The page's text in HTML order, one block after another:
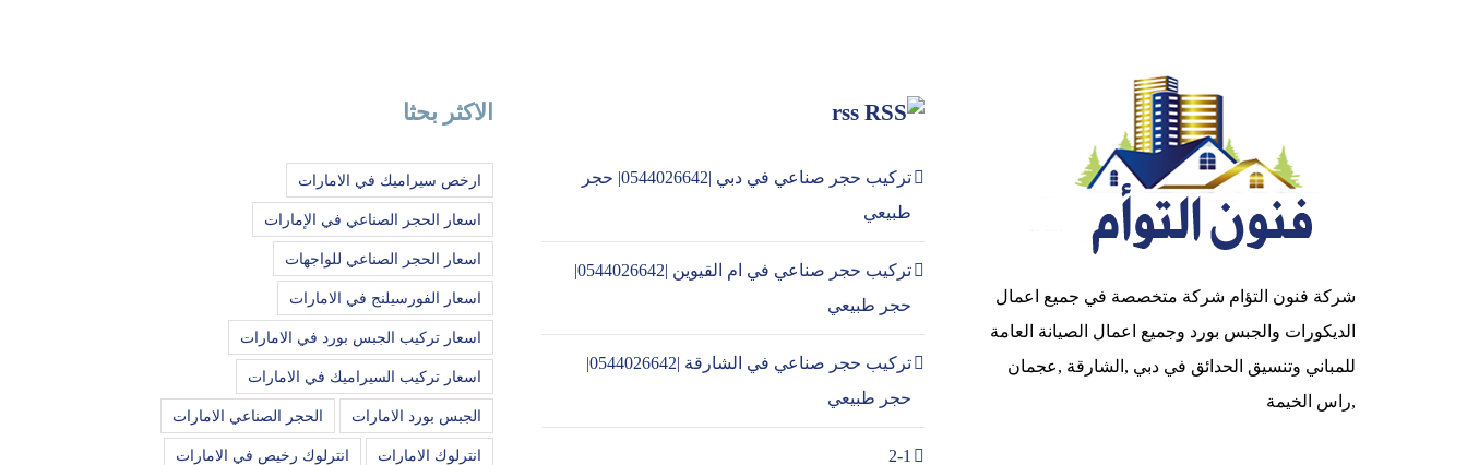
شركة فنون التؤام شركة متخصصة في جميع اعمال
الديكورات والجبس بورد وجميع اعمال الصيانة العامة
للمباني وتنسيق الحدائق في دبي ,الشارقة ,عجمان
,راس الخيمة
rss
تركيب حجر صناعي في دبي |0544026642| حجر
طبيعي
تركيب حجر صناعي في ام القيوين |0544026642|
حجر طبيعي
تركيب حجر صناعي في الشارقة |0544026642|
حجر طبيعي
2-1
الاكثر بحثا
ارخص سيراميك في الامارات
اسعار الحجر الصناعي في الإمارات
اسعار الحجر الصناعي للواجهات
اسعار الفورسيلنج في الامارات
اسعار تركيب الجبس بورد في الامارات
اسعار تركيب السيراميك في الامارات
الجبس بورد الامارات الحجر الصناعي الامارات
انترلوك الامارات انترلوك رخيص في الامارات